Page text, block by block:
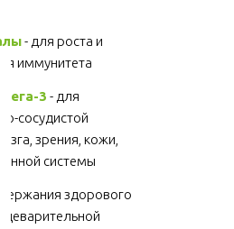
- для роста и
иммунитета
3 - для
сосудистой
зрения, кожи,
системы
здорового